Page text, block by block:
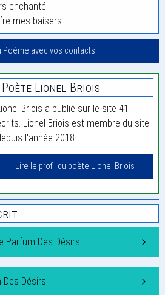
enchanté
mes baisers.
Poème avec vos contacts
Poète Lionel Briois
Briois a publié sur le site 41
Lionel Briois est membre du site
l'année 2018.
Lire le profil du poète Lionel Briois
Parfum Des Désirs
Des Désirs